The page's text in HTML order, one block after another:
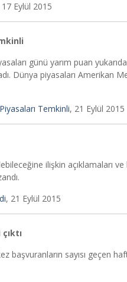
17 Eylül 2015
günü yarım puan
Dünya piyasaları Amerikan
Temkinli, 21 Eylül 2015
ilişkin açıklamaları
, 21 Eylül 2015
başvuranların sayısı geçen